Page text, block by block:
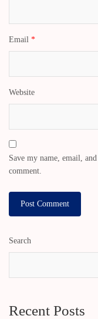
Email *
Website
Save my name, email,
comment.
Search
Recent Posts